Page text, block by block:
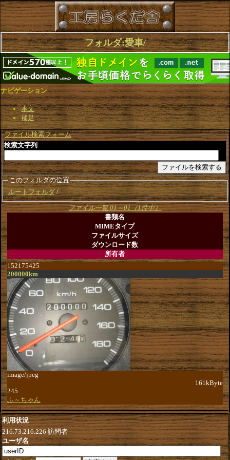
フォルダ:愛車/
ナビゲーション
本文
補足
ファイル検索フォーム
検索文字列
このフォルダの位置
ルートフォルダ
ファイル一覧 01～01（1件中）
書類名
MIMEタイプ
ファイルサイズ
ダウンロード数
所有者
152175425
200000km
image/jpeg
161kByte
245
ふ～ちゃん
利用状況
216.73.216.226訪問者
ユーザ名